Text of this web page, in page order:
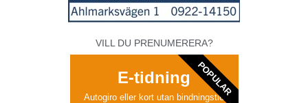
VILL DU PRENUMERERA?
E-tidning
Autogiro eller kort utan bindningstid
POPULAR